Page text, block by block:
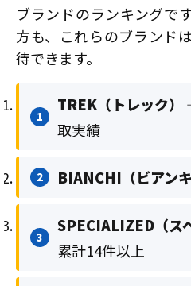
ブランドのランキングで
方も、これらのブランド
待できます。
1
TREK（トレック）
取実績
2 BIANCHI（ビアンキ
3
SPECIALIZED（ス
累計14件以上